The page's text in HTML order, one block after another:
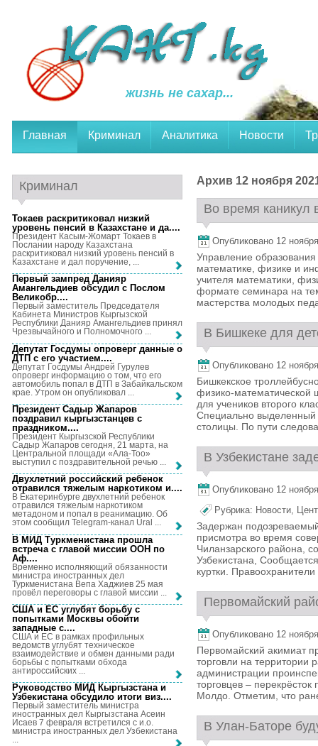
жизнь не сахар...
Главная Криминал Аналитика Новости
Архив 12 ноября
Во время каникул
Опубликовано 12
Управление
математике, физике и
учителя математики,
формате семинара на
мастерства молодых
В Бишкеке для
Опубликовано 12
Бишкекское
физико-
для учеников второго
Специально выделенный
столицы. По пути
В Узбекистане
Опубликовано 12
Рубрика: Новости,
Задержан
присмотра во время
Чиланзарского района,
Узбекистана,
куртки.
Первомайский
Опубликовано 12
Первомайский акимиат
торговли на территории
администрации
торговцев –
Молдо. Отметим, что
В Улан-Баторе
Криминал
Токаев раскритиковал низкий
уровень пенсий в Казахстане и да....
Президент Касым-Жомарт Токаев в
Послании народу Казахстана
раскритиковал низкий уровень пенсий в
Казахстане и дал поручение, ...
Первый зампред Данияр
Амангельдиев обсудил с Послом
Великобр....
Первый заместитель Председателя
Кабинета Министров Кыргызской
Республики Данияр Амангельдиев принял
Чрезвычайного и Полномочного ...
Депутат Госдумы опроверг данные о
ДТП с его участием....
Депутат Госдумы Андрей Гурулев
опроверг информацию о том, что его
автомобиль попал в ДТП в Забайкальском
крае. Утром он опубликовал ...
Президент Садыр Жапаров
поздравил кыргызстанцев с
праздником....
Президент Кыргызской Республики
Садыр Жапаров сегодня, 21 марта, на
Центральной площади «Ала-Тоо»
выступил с поздравительной речью ...
Двухлетний российский ребенок
отравился тяжелым наркотиком и....
В Екатеринбурге двухлетний ребенок
отравился тяжелым наркотиком
метадоном и попал в реанимацию. Об
этом сообщил Telegram-канал Ural ...
В МИД Туркменистана прошла
встреча с главой миссии ООН по
Аф....
Временно исполняющий обязанности
министра иностранных дел
Туркменистана Вепа Хаджиев 25 мая
провёл переговоры с главой миссии ...
США и ЕС углубят борьбу с
попытками Москвы обойти
западные с....
США и ЕС в рамках профильных
ведомств углубят техническое
взаимодействие и обмен данными ради
борьбы с попытками обхода
антироссийских ...
Руководство МИД Кыргызстана и
Узбекистана обсудило итоги виз....
Первый заместитель министра
иностранных дел Кыргызстана Асеин
Исаев 7 февраля встретился с и.о.
министра иностранных дел Узбекистана
...